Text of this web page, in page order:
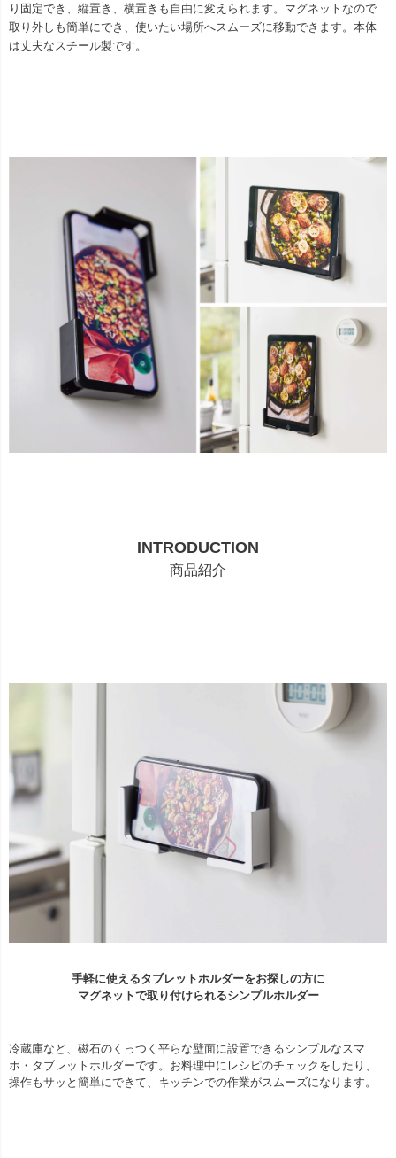
り固定でき、縦置き、横置きも自由に変えられます。マグネットなので
取り外しも簡単にでき、使いたい場所へスムーズに移動できます。本体
は丈夫なスチール製です。
INTRODUCTION
商品紹介
手軽に使えるタブレットホルダーをお探しの方に
マグネットで取り付けられるシンプルホルダー
冷蔵庫など、磁石のくっつく平らな壁面に設置できるシンプルなスマ
ホ・タブレットホルダーです。お料理中にレシピのチェックをしたり、
操作もサッと簡単にできて、キッチンでの作業がスムーズになります。